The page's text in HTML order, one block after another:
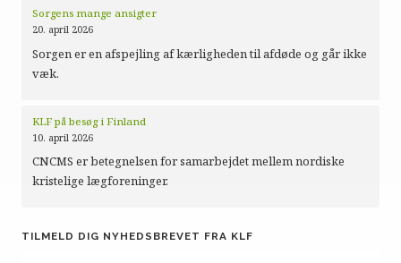
Sorgens mange ansigter
20. april 2026
Sorgen er en afspejling af kærligheden til afdøde og går ikke
væk.
KLF på besøg i Finland
10. april 2026
CNCMS er betegnelsen for samarbejdet mellem nordiske
kristelige lægforeninger.
TILMELD DIG NYHEDSBREVET FRA KLF